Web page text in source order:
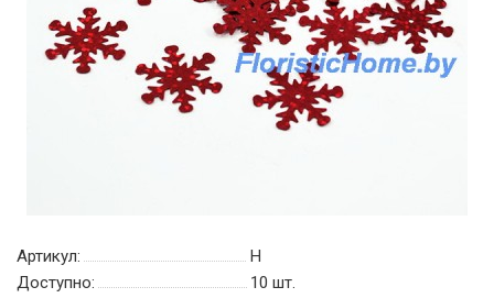
Артикул:
Н
Доступно:
10 шт.